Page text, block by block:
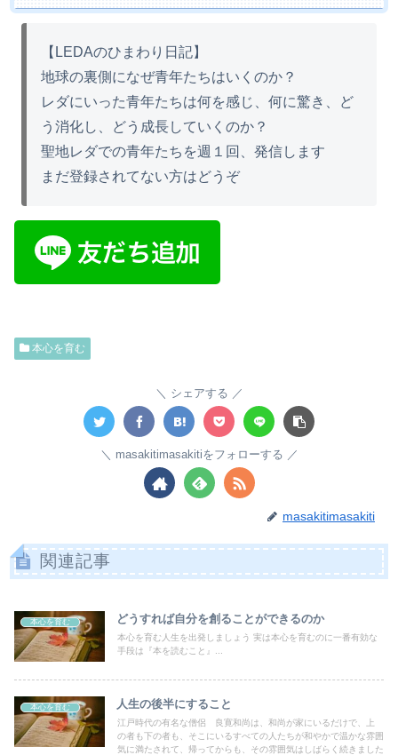
【LEDAのひまわり日記】
地球の裏側になぜ青年たちはいくのか？
レダにいった青年たちは何を感じ、何に驚き、ど
う消化し、どう成長していくのか？
聖地レダでの青年たちを週１回、発信します
まだ登録されてない方はどうぞ
本心を育む
シェアする
masakitimasakitiをフォローする
masakitimasakiti
関連記事
本心を育む どうすれば自分を創ることができるのか
本心を育む人生を出発しましょう 実は本心を育むのに一番有効な
手段は『本を読むこと』...
本心を育む 人生の後半にすること
江戸時代の有名な僧侶 良寛和尚は、和尚が家にいるだけで、上
の者も下の者も、そこにいるすべての人たちが和やかで温かな雰囲
気に満たされて、帰ってからも、その雰囲気はしばらく続きました